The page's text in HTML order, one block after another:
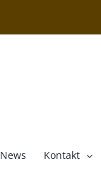
News Kontakt